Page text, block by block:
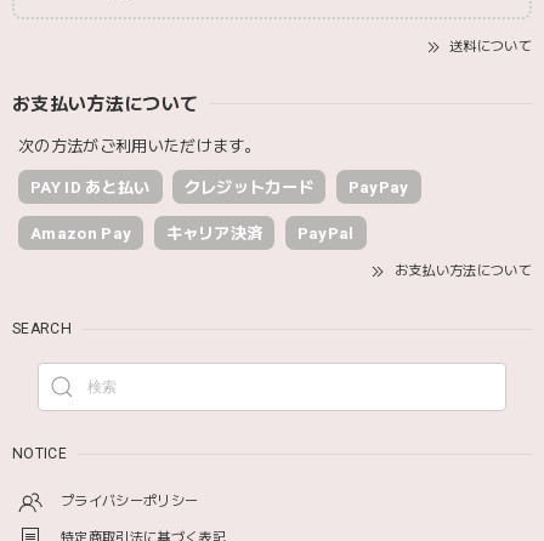
送料について
お支払い方法について
次の方法がご利用いただけます。
PAY ID あと払い クレジットカード PayPay
Amazon Pay キャリア決済 PayPal
お支払い方法について
SEARCH
NOTICE
プライバシーポリシー